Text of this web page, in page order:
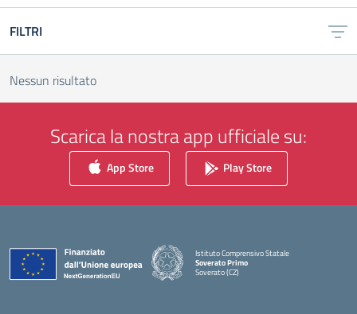
FILTRI
Nessun risultato
Scarica la nostra app ufficiale su:
App Store Play Store
Istituto Comprensivo Statale
Soverato Primo
Soverato (CZ)